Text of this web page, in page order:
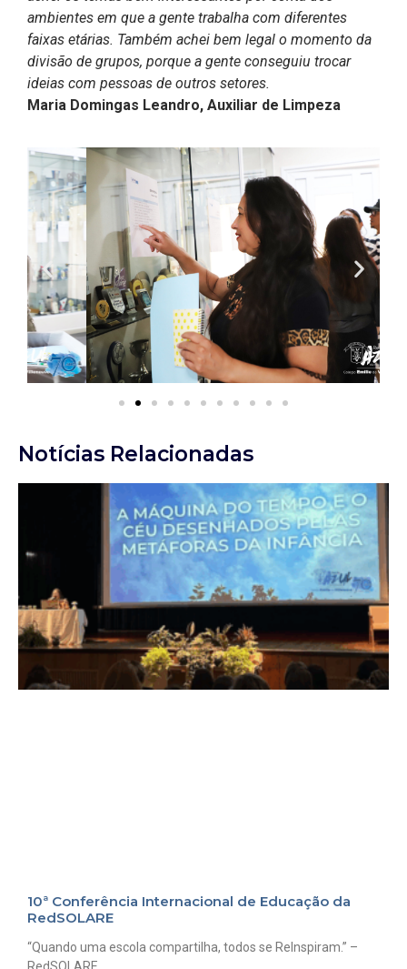
ambientes em que a gente trabalha com diferentes
faixas etárias. Também achei bem legal o momento da
divisão de grupos, porque a gente conseguiu trocar
ideias com pessoas de outros setores.
Maria Domingas Leandro, Auxiliar de Limpeza
Notícias Relacionadas
10ª Conferência Internacional de Educação da
RedSOLARE
“Quando uma escola compartilha, todos se ReInspiram.” –
RedSOLARE